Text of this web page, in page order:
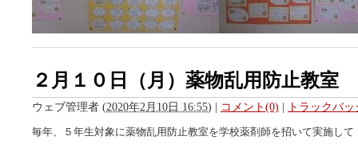
２月１０日（月）薬物乱用防止教室
ウェブ管理者 (2020年2月10日 16:55) | コメント(0) | トラックバ
毎年、５年生対象に薬物乱用防止教室を学校薬剤師を招いて実施して